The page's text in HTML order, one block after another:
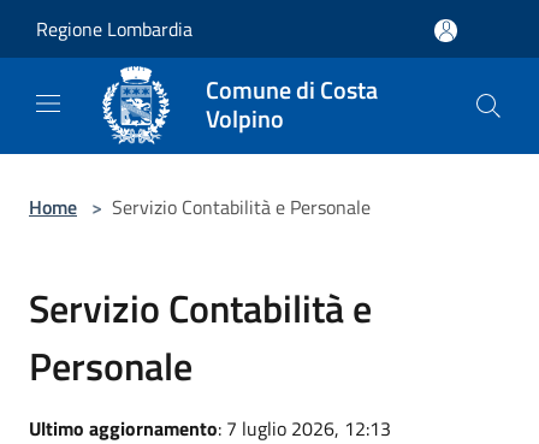
Regione Lombardia
Comune di Costa
Volpino
Home > Servizio Contabilità e Personale
Servizio Contabilità e
Personale
Ultimo aggiornamento: 7 luglio 2026, 12:13